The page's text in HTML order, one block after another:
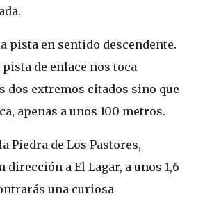
pista en sentido descendente.
de enlace nos toca
dos extremos citados sino que
apenas a unos 100 metros.
Piedra de Los Pastores,
dirección a El Lagar, a unos 1,6
una curiosa